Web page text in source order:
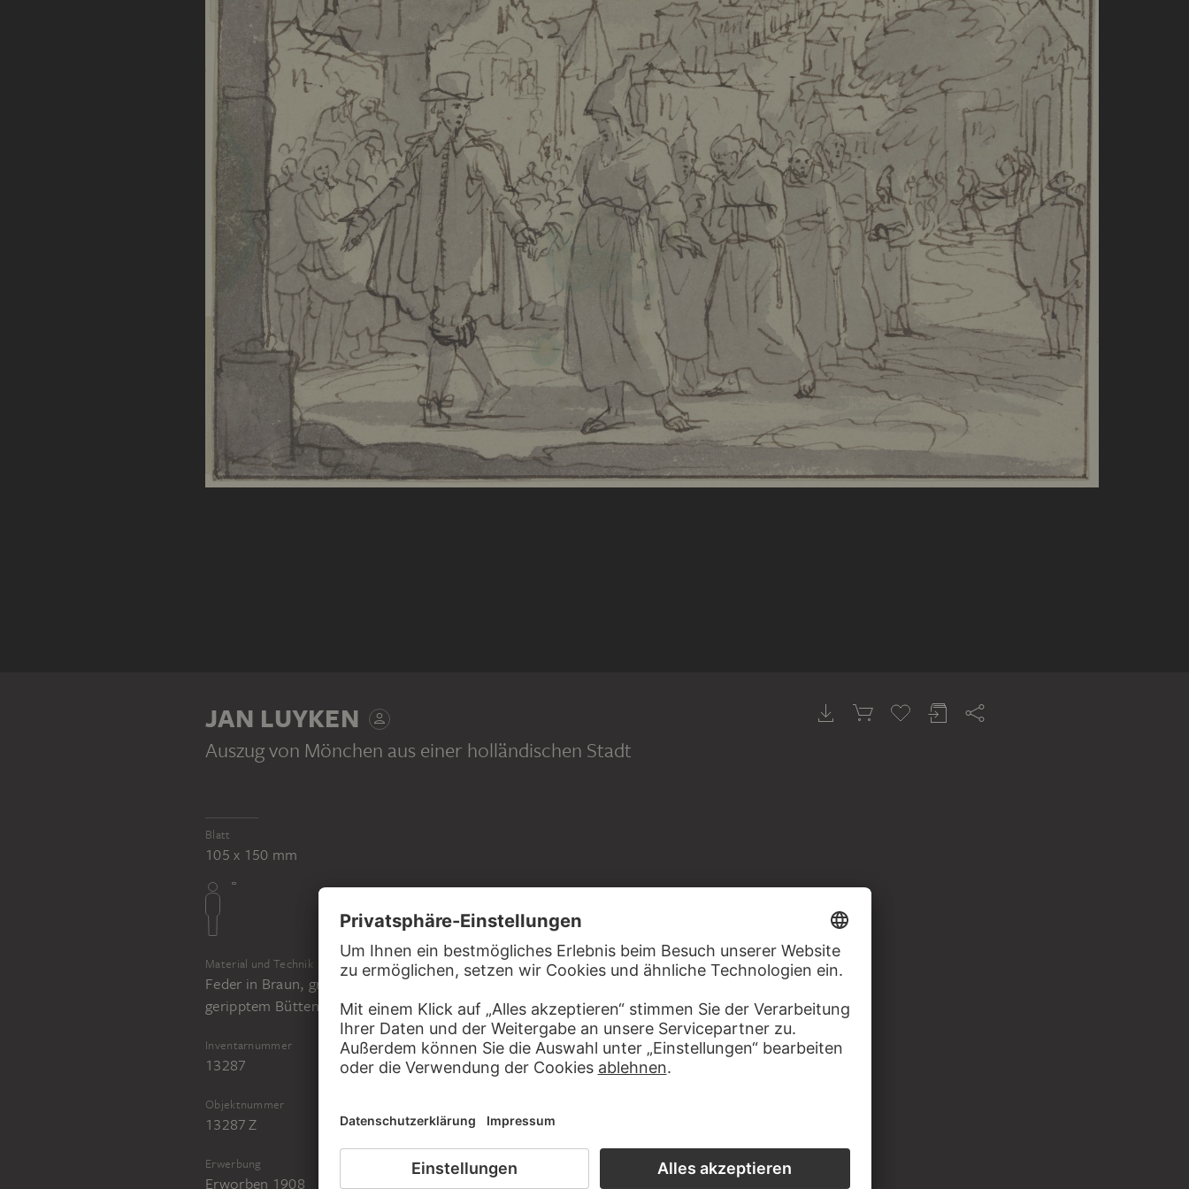
JAN LUYKEN
Auszug von Mönchen aus einer holländischen Stadt
Blatt
105 x 150 mm
Material und Technik
Feder in Braun, grau laviert, allseitige Einfassungslinie mit der Feder in Graubraun, auf
geripptem Büttenpapier
Inventarnummer
13287
Objektnummer
13287 Z
Erwerbung
Erworben 1908